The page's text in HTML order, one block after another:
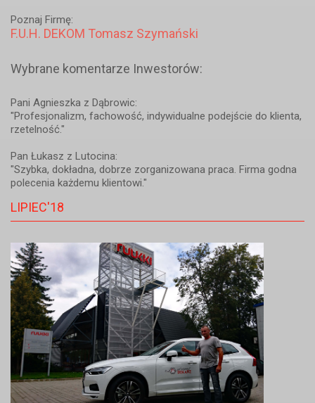
Poznaj Firmę:
F.U.H. DEKOM Tomasz Szymański
Wybrane komentarze Inwestorów:
Pani Agnieszka z Dąbrowic:
"Profesjonalizm, fachowość, indywidualne podejście do klienta,
rzetelność."
Pan Łukasz z Lutocina:
"Szybka, dokładna, dobrze zorganizowana praca. Firma godna
polecenia każdemu klientowi."
LIPIEC'18